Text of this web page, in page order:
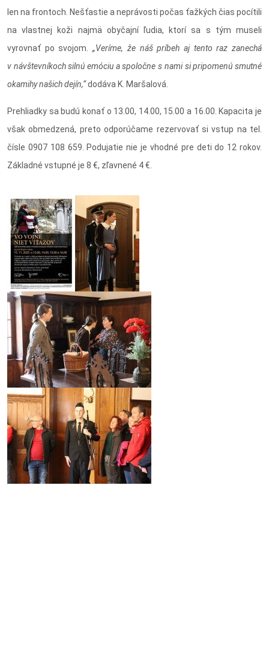
len na frontoch. Nešťastie a neprávosti počas ťažkých čias pocítili
na vlastnej koži najmä obyčajní ľudia, ktorí sa s tým museli
vyrovnať po svojom.„Veríme, že náš príbeh aj tento raz zanechá
v návštevníkoch silnú emóciu a spoločne s nami si pripomenú smutné
okamihy našich dejín,“dodáva K. Maršalová.
Prehliadky sa budú konať o 13.00, 14.00, 15.00 a 16.00. Kapacita je
však obmedzená, preto odporúčame rezervovať si vstup na tel.
čísle 0907 108 659. Podujatie nie je vhodné pre deti do 12 rokov.
Základné vstupné je 8 €, zľavnené 4 €.